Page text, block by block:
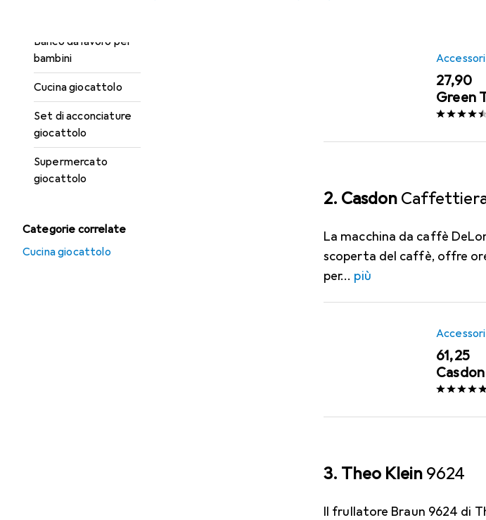
Banco da lavoro per
bambini
Cucina giocattolo
Set di acconciature
giocattolo
Supermercato
giocattolo
Categorie correlate
Cucina giocattolo
EUR
27,90
Green
2. Casdon Caffettiera
La macchina da caffè
scoperta del caffè, offre
per
più
EUR
61,25
Casdon
3. Theo Klein 9624
Il frullatore Braun 9624 di